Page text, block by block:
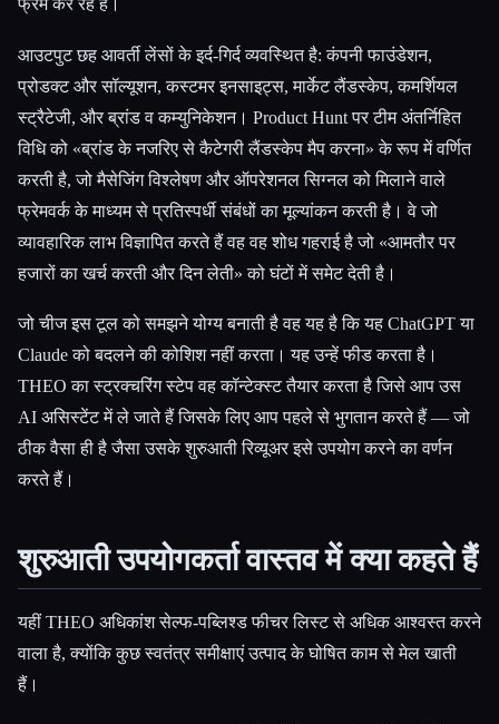
फ्रेम कर रहे हैं।
आउटपुट छह आवर्ती लेंसों के इर्द-गिर्द व्यवस्थित है: कंपनी फाउंडेशन,
प्रोडक्ट और सॉल्यूशन, कस्टमर इनसाइट्स, मार्केट लैंडस्केप, कमर्शियल
स्ट्रैटेजी, और ब्रांड व कम्युनिकेशन। Product Hunt पर टीम अंतर्निहित
विधि को «ब्रांड के नजरिए से कैटेगरी लैंडस्केप मैप करना» के रूप में वर्णित
करती है, जो मैसेजिंग विश्लेषण और ऑपरेशनल सिग्नल को मिलाने वाले
फ्रेमवर्क के माध्यम से प्रतिस्पर्धी संबंधों का मूल्यांकन करती है। वे जो
व्यावहारिक लाभ विज्ञापित करते हैं वह वह शोध गहराई है जो «आमतौर पर
हजारों का खर्च करती और दिन लेती» को घंटों में समेट देती है।
जो चीज इस टूल को समझने योग्य बनाती है वह यह है कि यह ChatGPT या
Claude को बदलने की कोशिश नहीं करता। यह उन्हें फीड करता है।
THEO का स्ट्रक्चरिंग स्टेप वह कॉन्टेक्स्ट तैयार करता है जिसे आप उस
AI असिस्टेंट में ले जाते हैं जिसके लिए आप पहले से भुगतान करते हैं — जो
ठीक वैसा ही है जैसा उसके शुरुआती रिव्यूअर इसे उपयोग करने का वर्णन
करते हैं।
शुरुआती उपयोगकर्ता वास्तव में क्या कहते हैं
यहीं THEO अधिकांश सेल्फ-पब्लिश्ड फीचर लिस्ट से अधिक आश्वस्त करने
वाला है, क्योंकि कुछ स्वतंत्र समीक्षाएं उत्पाद के घोषित काम से मेल खाती
हैं।